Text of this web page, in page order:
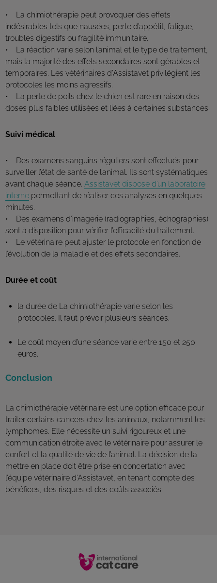
• La chimiothérapie peut provoquer des effets
indésirables tels que nausées, perte d’appétit, fatigue,
troubles digestifs ou fragilité immunitaire.
• La réaction varie selon l’animal et le type de traitement,
mais la majorité des effets secondaires sont gérables et
temporaires. Les vétérinaires d’Assistavet privilégient les
protocoles les moins agressifs.
• La perte de poils chez le chien est rare en raison des
doses plus faibles utilisées et liées à certaines substances.
Suivi médical
• Des examens sanguins réguliers sont effectués pour
surveiller l’état de santé de l’animal. Ils sont systématiques
avant chaque séance. Assistavet dispose d’un laboratoire
interne permettant de réaliser ces analyses en quelques
minutes.
• Des examens d’imagerie (radiographies, échographies)
sont à disposition pour vérifier l’efficacité du traitement.
• Le vétérinaire peut ajuster le protocole en fonction de
l’évolution de la maladie et des effets secondaires.
Durée et coût
la durée de La chimiothérapie varie selon les
protocoles. Il faut prévoir plusieurs séances.
Le coût moyen d’une séance varie entre 150 et 250
euros.
Conclusion
La chimiothérapie vétérinaire est une option efficace pour
traiter certains cancers chez les animaux, notamment les
lymphomes. Elle nécessite un suivi rigoureux et une
communication étroite avec le vétérinaire pour assurer le
confort et la qualité de vie de l’animal. La décision de la
mettre en place doit être prise en concertation avec
l’équipe vétérinaire d’Assistavet, en tenant compte des
bénéfices, des risques et des coûts associés.